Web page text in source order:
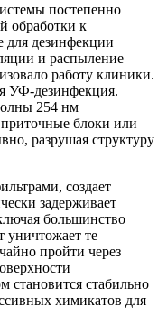
постепенно
обработки к
дезинфекции
и распыление
работу клиники.
УФ-дезинфекция.
254 нм
приточные блоки или
разрушая структуру
создает
задерживает
большинство
уничтожает те
пройти через
становится стабильно
химикатов для